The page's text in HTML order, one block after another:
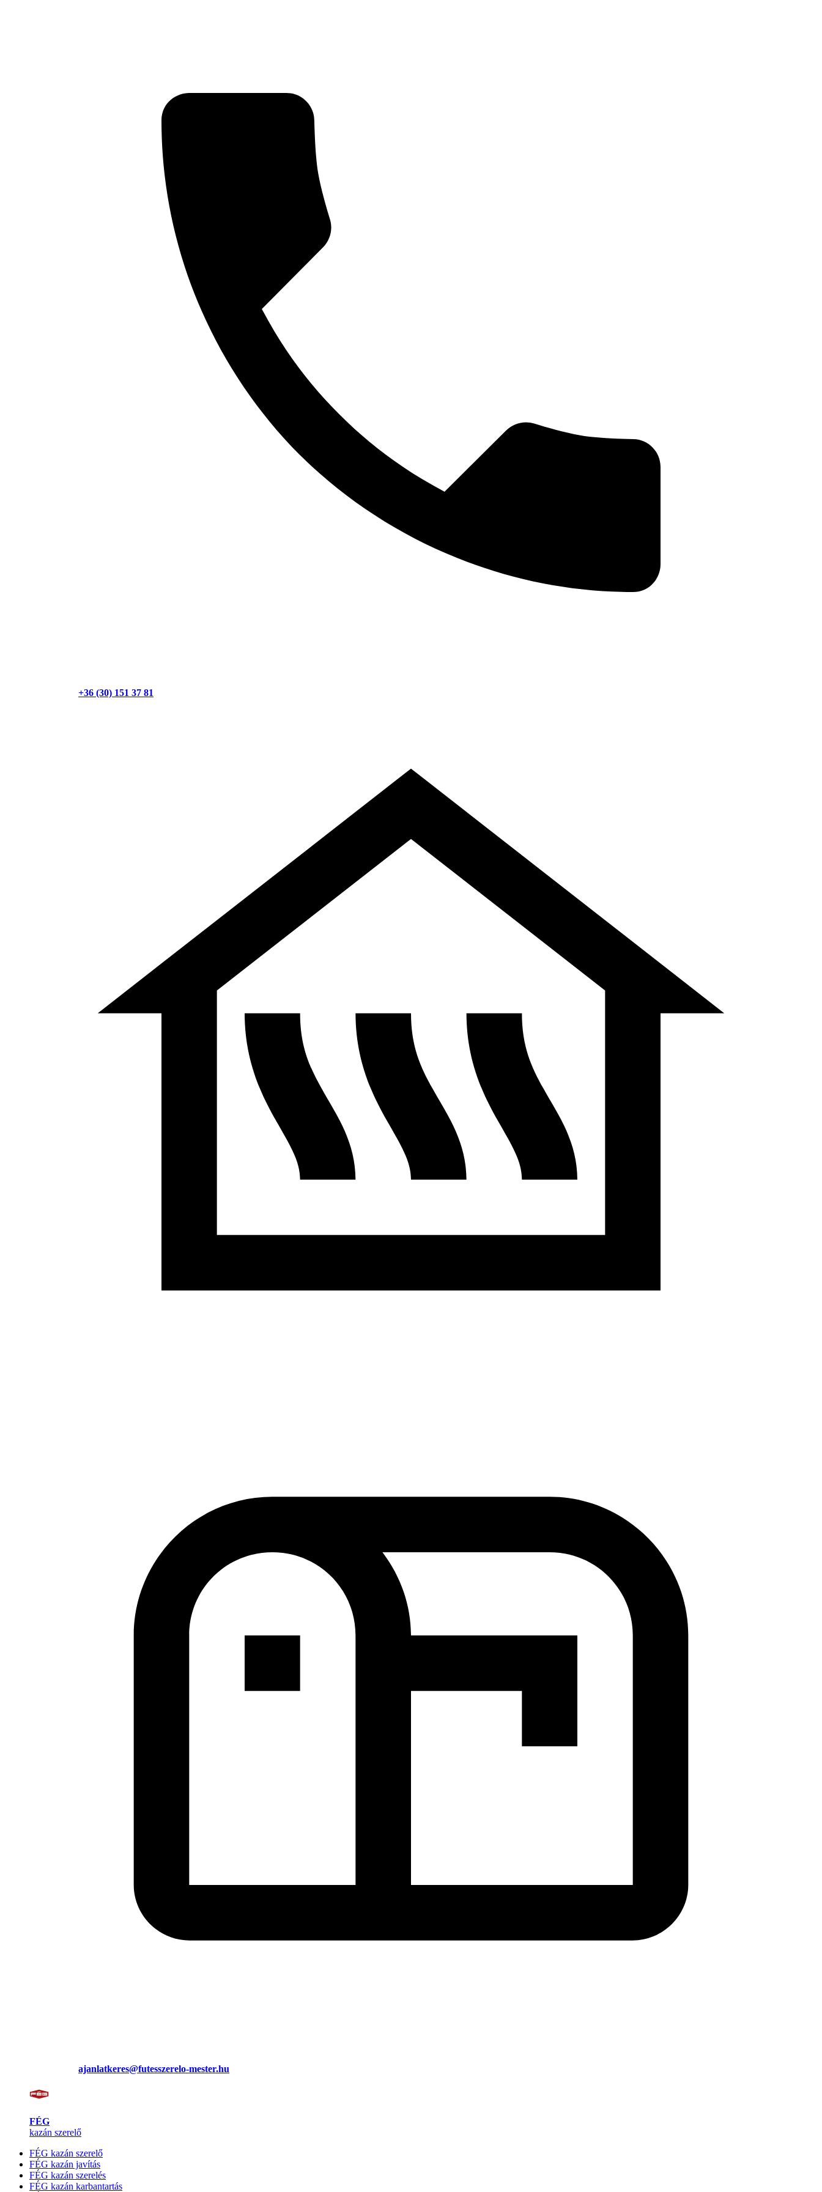
+36 (30) 151 37 81
ajanlatkeres@futesszerelo-mester.hu
FÉG
kazán szerelő
FÉG kazán szerelő
FÉG kazán javítás
FÉG kazán szerelés
FÉG kazán karbantartás